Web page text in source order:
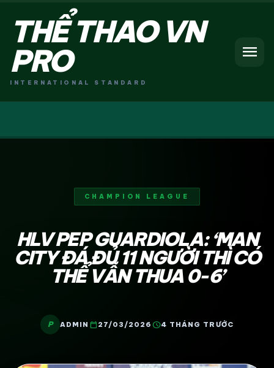
THỂ THAO VN
PRO
INTERNATIONAL STANDARD
menu
CHAMPION LEAGUE
HLV PEP GUARDIOLA: ‘MAN
CITY ĐÁ ĐỦ 11 NGƯỜI THÌ CÓ
THỂ VẪN THUA 0-6’
P ADMIN calendar_today 27/03/2026 schedule4 THÁNG TRƯỚC